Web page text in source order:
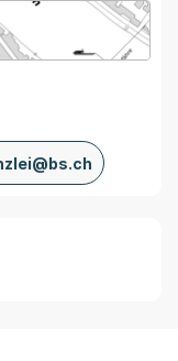
von MapBS.
Link, wird in einem